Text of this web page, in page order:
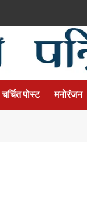
चर्चित पोस्ट मनोरंजन